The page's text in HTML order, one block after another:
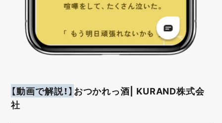
【動画で解説！】おつかれっ酒| KURAND株式会
社